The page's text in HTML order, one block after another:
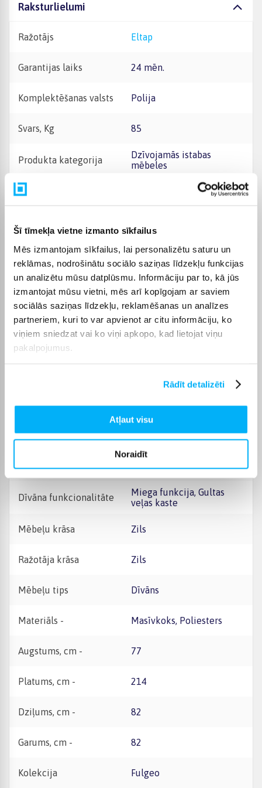
Šī tīmekļa vietne izmanto sīkfailus
Mēs izmantojam sīkfailus, lai personalizētu saturu un
reklāmas, nodrošinātu sociālo saziņas līdzekļu funkcijas
un analizētu mūsu datplūsmu. Informāciju par to, kā jūs
izmantojat mūsu vietni, mēs arī kopīgojam ar saviem
sociālās saziņas līdzekļu, reklamēšanas un analīzes
partneriem, kuri to var apvienot ar citu informāciju, ko
viņiem sniedzat vai ko viņi apkopo, kad lietojat viņu
pakalpojumus.
Rādīt detalizēti
Atļaut visu
Noraidīt
Raksturlielumi
Ražotājs Eltap
Garantijas laiks 24 mēn.
Komplektēšanas valsts Polija
Svars, Kg 85
Produkta kategorija
Dzīvojamās istabas
mēbeles
Svarīga informācija
drošības ieteikumi:
speciāliem mēbeļu
izvairoties no agresīviem
ķīmiskiem un abrazīviem
tīrīšanas līdzekļiem.
Auduma, gobelēna vai
ādas virsmas kopjiet tikai
ar maigiem polsterējuma
līdzekļiem, nemazgājiet
tās mitrā ūdenī un
nebaliniet. Lai nodrošinātu
nepieciešamības gadījumā
skrūves.
Dīvāna audums Velūrs
Dīvāna tips Dīvāns-gulta
Dīvāna funkcionalitāte
Miega funkcija, Gultas
veļas kaste
Mēbeļu krāsa Zils
Ražotāja krāsa Zils
Mēbeļu tips Dīvāns
Materiāls - Masīvkoks, Poliesters
Augstums, cm - 77
Platums, cm - 214
Dziļums, cm - 82
Garums, cm - 82
Kolekcija Fulgeo